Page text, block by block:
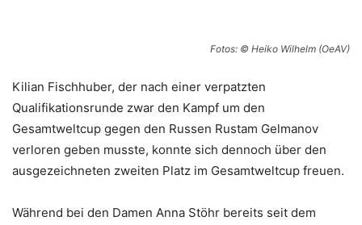
Fotos: © Heiko Wilhelm (OeAV)
Kilian Fischhuber, der nach einer verpatzten
Qualifikationsrunde zwar den Kampf um den
Gesamtweltcup gegen den Russen Rustam Gelmanov
verloren geben musste, konnte sich dennoch über den
ausgezeichneten zweiten Platz im Gesamtweltcup freuen.
Während bei den Damen Anna Stöhr bereits seit dem